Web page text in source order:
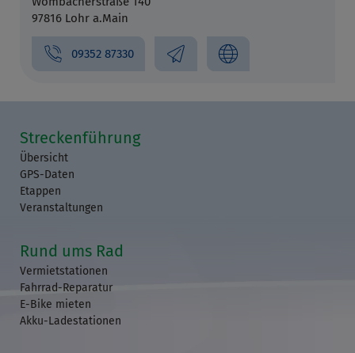
97816 Lohr a.Main
09352 87330
Streckenführung
Übersicht
GPS-Daten
Etappen
Veranstaltungen
Rund ums Rad
Vermietstationen
Fahrrad-Reparatur
E-Bike mieten
Akku-Ladestationen